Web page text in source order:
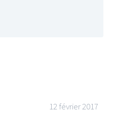
12 février 2017